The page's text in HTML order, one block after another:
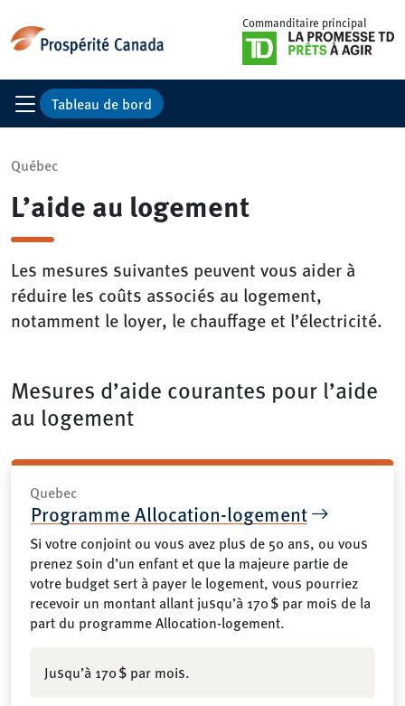
Commanditaire principal
Tableau de bord
Québec
L’aide au logement
Les mesures suivantes peuvent vous aider à
réduire les coûts associés au logement,
notamment le loyer, le chauffage et l’électricité.
Mesures d’aide courantes pour l’aide
au logement
Quebec
Programme Allocation-logement
Si votre conjoint ou vous avez plus de 50 ans, ou vous
prenez soin d’un enfant et que la majeure partie de
votre budget sert à payer le logement, vous pourriez
recevoir un montant allant jusqu’à 170 $ par mois de la
part du programme Allocation-logement.
Jusqu’à 170 $ par mois.